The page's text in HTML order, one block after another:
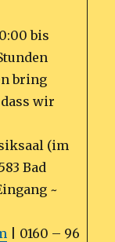
bis
bring
wir
(im
Bad
~
| 0160 – 96